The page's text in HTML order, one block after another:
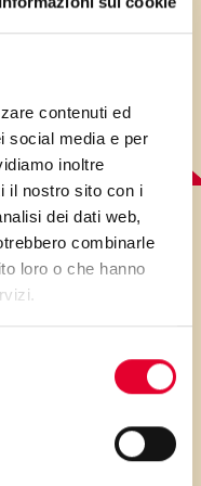
contenuti ed
social media e per
inoltre
il nostro sito con i
dei dati web,
combinarle
loro o che hanno